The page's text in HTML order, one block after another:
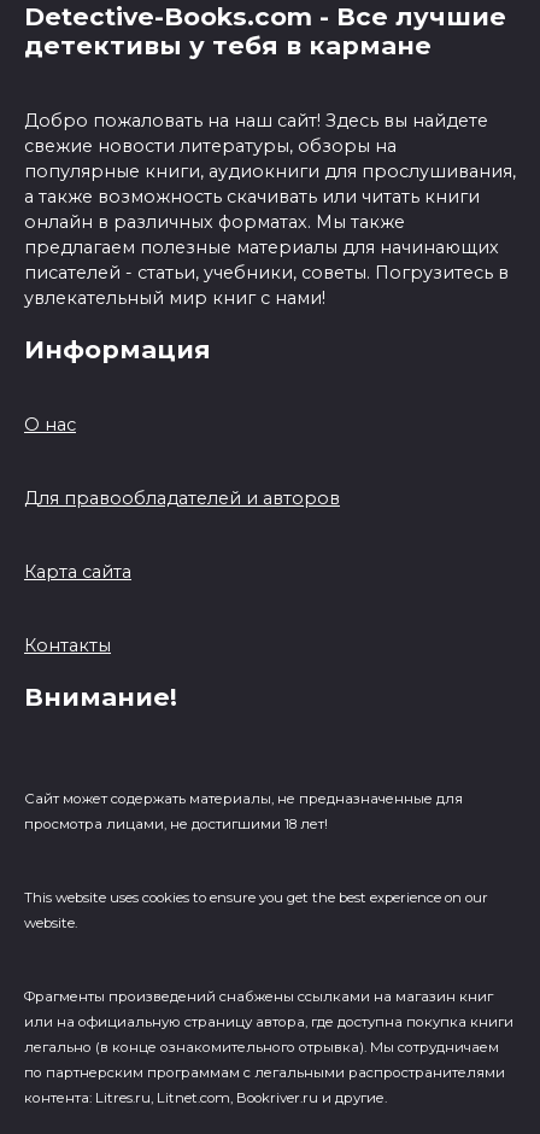
Detective-Books.com - Все лучшие
детективы у тебя в кармане
Добро пожаловать на наш сайт! Здесь вы найдете
свежие новости литературы, обзоры на
популярные книги, аудиокниги для прослушивания,
а также возможность скачивать или читать книги
онлайн в различных форматах. Мы также
предлагаем полезные материалы для начинающих
писателей - статьи, учебники, советы. Погрузитесь в
увлекательный мир книг с нами!
Информация
О нас
Для правообладателей и авторов
Карта сайта
Контакты
Внимание!
Сайт может содержать материалы, не предназначенные для
просмотра лицами, не достигшими 18 лет!
This website uses cookies to ensure you get the best experience on our
website.
Фрагменты произведений cнабжены ссылками на магазин книг
или на официальную страницу автора, где доступна покупка книги
легально (в конце ознакомительного отрывка). Мы сотрудничаем
по партнерским программам с легальными распространителями
контента: Litres.ru, Litnet.com, Bookriver.ru и другие.